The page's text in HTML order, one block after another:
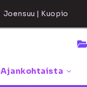
Joensuu | Kuopio
Ajankohtaista